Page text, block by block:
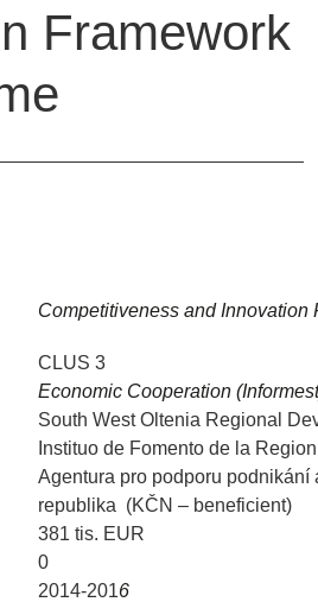
Framework
Competitiveness and Innovation
CLUS 3
Economic Cooperation
South West Oltenia Regional
Instituo de Fomento de la
Agentura pro podporu
republika (KČN – beneficient)
381 tis. EUR
0
2014-2016